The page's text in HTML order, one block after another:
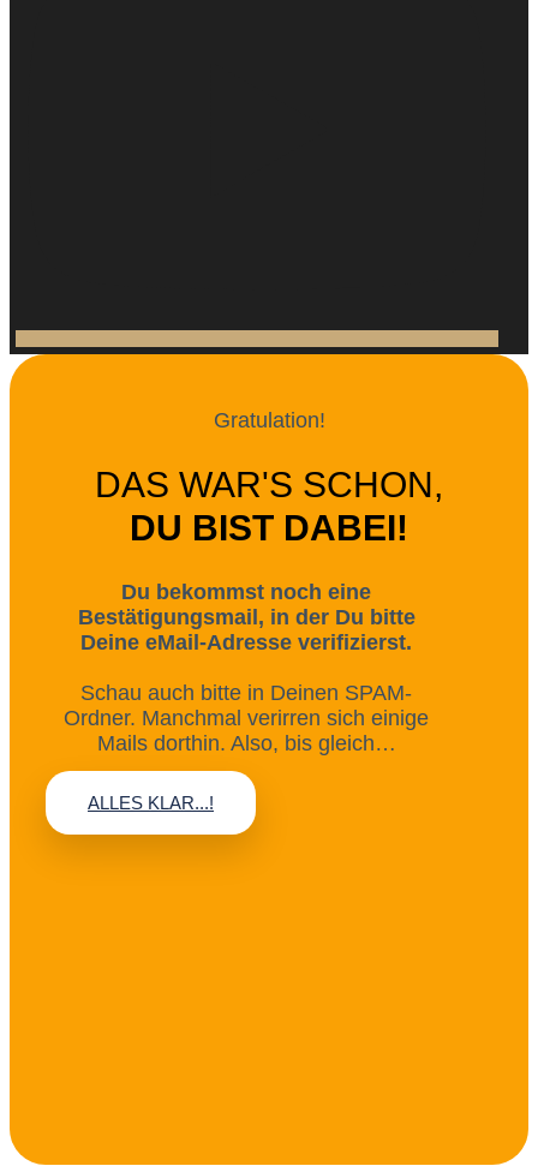
Gratulation!
DAS WAR'S SCHON,
DU BIST DABEI!
Du bekommst noch eine
Bestätigungsmail, in der Du bitte
Deine eMail-Adresse verifizierst.
Schau auch bitte in Deinen SPAM-
Ordner. Manchmal verirren sich einige
Mails dorthin. Also, bis gleich…
ALLES KLAR...!